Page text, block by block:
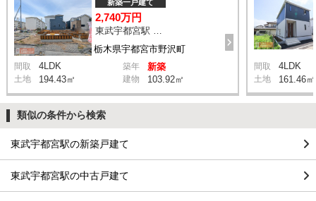
栃木県宇都宮市野沢町
新築一戸建て
2,740万円
東武宇都宮駅 バス23分 停歩10分
間取 4LDK 築年 新築
土地 194.43㎡ 建物 103.92㎡
間取 4LDK
土地 161.46㎡
類似の条件から検索
東武宇都宮駅の新築戸建て
東武宇都宮駅の中古戸建て